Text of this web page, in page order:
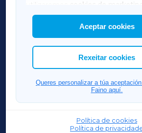
utilizaremos
cookies de marketing
mostrar publicidade de terceiros.
Así mesmo, podes personalizar a
cookies que desexas permitir.
Aceptar cookies
Rexeitar cookies
Queres personalizar a túa
Faino aquí.
Política de cookies
Política de
AMARIÑAXA
RIBEIRASACRAXA
ACORUÑAXA
FERROLXA
OURENSEXA